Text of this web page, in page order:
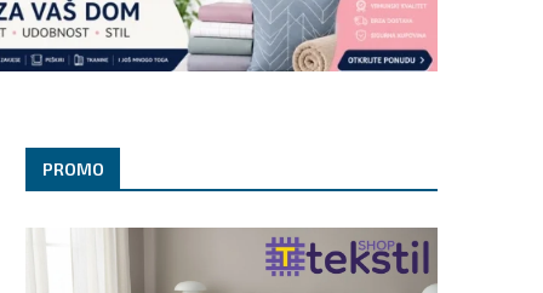
PROMO